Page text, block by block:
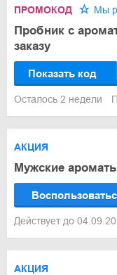
ПРОМОКОД Мы
Пробник с
заказу
Показать код
Осталось 2 недели
АКЦИЯ
Мужские
Действует до
АКЦИЯ